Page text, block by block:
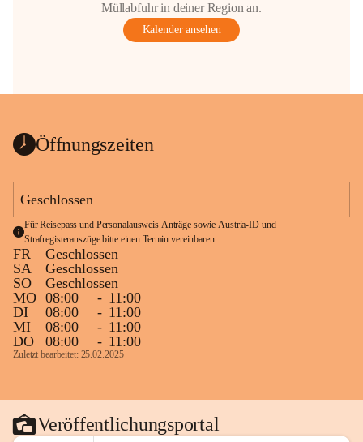
Müllabfuhr in deiner Region an.
Kalender ansehen
Öffnungszeiten
Geschlossen
Für Reisepass und Personalausweis Anträge sowie Austria-ID und
Strafregisterauszüge bitte einen Termin vereinbaren.
FR
Geschlossen
SA
Geschlossen
SO
Geschlossen
MO 08:00 - 11:00
DI
08:00 - 11:00
MI
08:00 - 11:00
DO
08:00 - 11:00
Zuletzt bearbeitet: 25.02.2025
Veröffentlichungsportal